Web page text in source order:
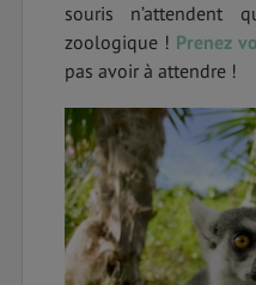
souris n’attendent
zoologique ! Prenez
pas avoir à attendre !